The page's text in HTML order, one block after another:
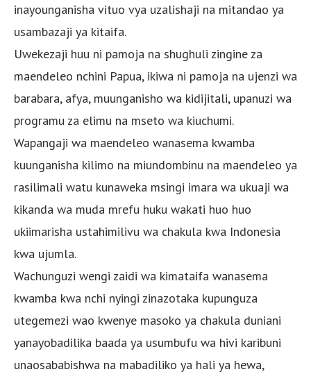
inayounganisha vituo vya uzalishaji na mitandao ya
usambazaji ya kitaifa.
Uwekezaji huu ni pamoja na shughuli zingine za
maendeleo nchini Papua, ikiwa ni pamoja na ujenzi wa
barabara, afya, muunganisho wa kidijitali, upanuzi wa
programu za elimu na mseto wa kiuchumi.
Wapangaji wa maendeleo wanasema kwamba
kuunganisha kilimo na miundombinu na maendeleo ya
rasilimali watu kunaweka msingi imara wa ukuaji wa
kikanda wa muda mrefu huku wakati huo huo
ukiimarisha ustahimilivu wa chakula kwa Indonesia
kwa ujumla.
Wachunguzi wengi zaidi wa kimataifa wanasema
kwamba kwa nchi nyingi zinazotaka kupunguza
utegemezi wao kwenye masoko ya chakula duniani
yanayobadilika baada ya usumbufu wa hivi karibuni
unaosababishwa na mabadiliko ya hali ya hewa,